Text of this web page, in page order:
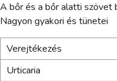
A bőr és a bőr alatti szövet
Nagyon gyakori és tünetei
Verejtékezés
Urticaria